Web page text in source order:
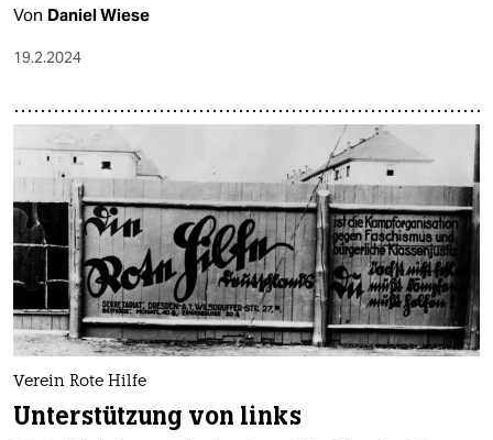
Von Daniel Wiese
19.2.2024
Verein Rote Hilfe
Unterstützung von links